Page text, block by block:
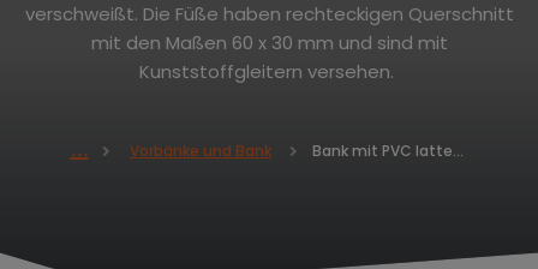
verschweißt. Die Füße haben rechteckigen Querschnitt
mit den Maßen 60 x 30 mm und sind mit
Kunststoffgleitern versehen.
Vorbänke und Bank Bank mit PVC latten - mit kippbarem Rost 420 x 1500 x 400